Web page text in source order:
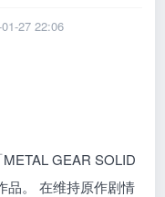
27 22:06
GEAR SOLID
品。 在维持原作剧情